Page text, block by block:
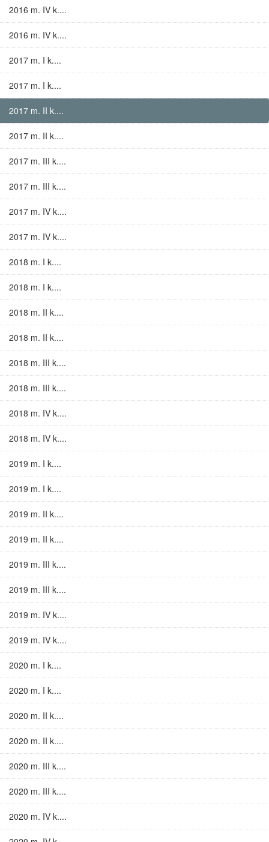
2016 m. IV k....
2016 m. IV k....
2017 m. I k....
2017 m. I k....
2017 m. II k....
2017 m. II k....
2017 m. III k....
2017 m. III k....
2017 m. IV k....
2017 m. IV k....
2018 m. I k....
2018 m. I k....
2018 m. II k....
2018 m. II k....
2018 m. III k....
2018 m. III k....
2018 m. IV k....
2018 m. IV k....
2019 m. I k....
2019 m. I k....
2019 m. II k....
2019 m. II k....
2019 m. III k....
2019 m. III k....
2019 m. IV k....
2019 m. IV k....
2020 m. I k....
2020 m. I k....
2020 m. II k....
2020 m. II k....
2020 m. III k....
2020 m. III k....
2020 m. IV k....